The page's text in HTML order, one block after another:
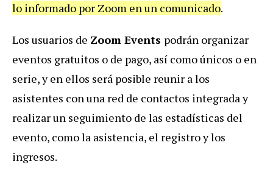
lo informado por Zoom en un comunicado.
Los usuarios de Zoom Events podrán organizar
eventos gratuitos o de pago, así como únicos o en
serie, y en ellos será posible reunir a los
asistentes con una red de contactos integrada y
realizar un seguimiento de las estadísticas del
evento, como la asistencia, el registro y los
ingresos.